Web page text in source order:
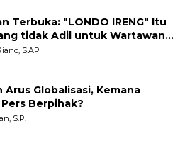
Terbuka: "LONDO IRENG" Itu
LSM
S.AP
Arus Globalisasi, Kemana
Berpihak?
S.P.